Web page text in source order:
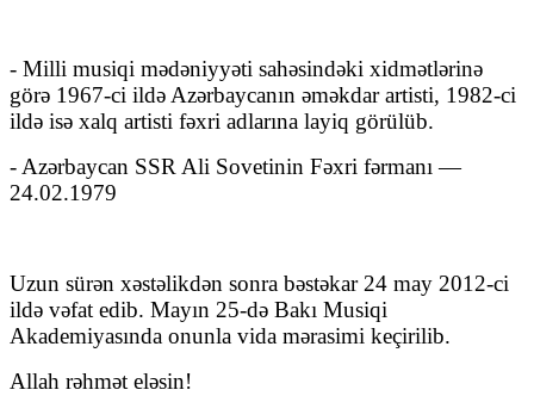
- Milli musiqi mədəniyyəti sahəsindəki xidmətlərinə
görə 1967-ci ildə Azərbaycanın əməkdar artisti, 1982-ci
ildə isə xalq artisti fəxri adlarına layiq görülüb.
- Azərbaycan SSR Ali Sovetinin Fəxri fərmanı —
24.02.1979
Uzun sürən xəstəlikdən sonra bəstəkar 24 may 2012-ci
ildə vəfat edib. Mayın 25-də Bakı Musiqi
Akademiyasında onunla vida mərasimi keçirilib.
Allah rəhmət eləsin!